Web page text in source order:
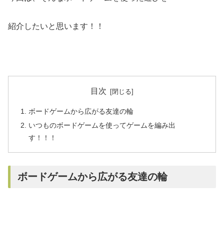
紹介したいと思います！！
目次
ボードゲームから広がる友達の輪
いつものボードゲームを使ってゲームを編み出
す！！！
ボードゲームから広がる友達の輪